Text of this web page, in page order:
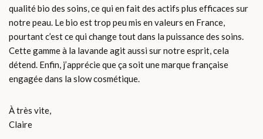
qualité bio des soins, ce qui en fait des actifs plus efficaces sur
notre peau. Le bio est trop peu mis en valeurs en France,
pourtant c’est ce qui change tout dans la puissance des soins.
Cette gamme à la lavande agit aussi sur notre esprit, cela
détend. Enfin, j’apprécie que ça soit une marque française
engagée dans la slow cosmétique.
À très vite,
Claire